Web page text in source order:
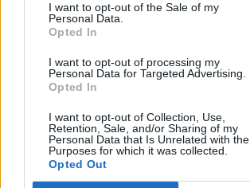
I want to opt-out of the Sale of my
Personal Data.
Opted In
I want to opt-out of processing my
Personal Data for Targeted Advertising.
Opted In
I want to opt-out of Collection, Use,
Retention, Sale, and/or Sharing of my
Personal Data that Is Unrelated with the
Purposes for which it was collected.
Opted Out